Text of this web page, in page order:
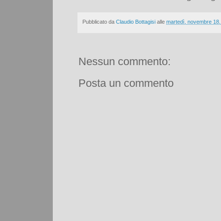
Pubblicato da Claudio Bottagisi alle martedì, novembre
Nessun commento:
Posta un commento